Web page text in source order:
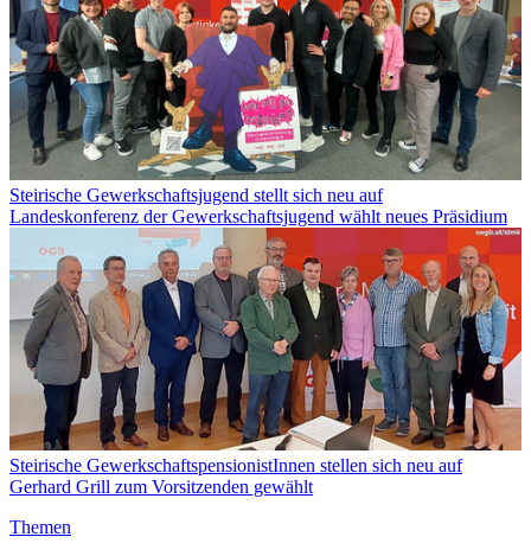
Steirische Gewerkschaftsjugend stellt sich neu auf
Landeskonferenz der Gewerkschaftsjugend wählt neues Präsidium
Steirische GewerkschaftspensionistInnen stellen sich neu auf
Gerhard Grill zum Vorsitzenden gewählt
Themen